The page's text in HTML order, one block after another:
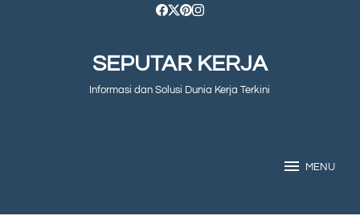
SEPUTAR KERJA
Informasi dan Solusi Dunia Kerja Terkini
MENU